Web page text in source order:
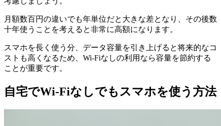
月額数百円の違いでも年単位だと大きな差となり、その後数
十年使うことを考えると非常に高額になります。
スマホを長く使う分、データ容量を引き上げると将来的なコ
ストも高くなるため、Wi-Fiなしの利用なら容量を節約する
ことが重要です。
自宅でWi-Fiなしでもスマホを使う方法